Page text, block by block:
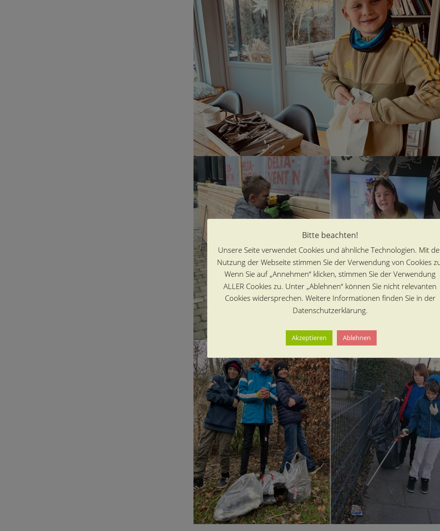
Bitte beachten!
Unsere Seite verwendet Cookies und ähnliche Technologien. Mit
Nutzung der Webseite stimmen Sie der Verwendung von Cookies
Wenn Sie auf „Annehmen“ klicken, stimmen Sie der Verwendung
ALLER Cookies zu. Unter „Ablehnen“ können Sie nicht relevanten
Cookies widersprechen. Weitere Informationen finden Sie in der
Datenschutzerklärung.
Akzeptieren Ablehnen